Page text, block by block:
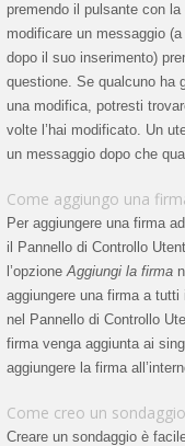
premendo il pulsante con
modificare un messaggio
dopo il suo inserimento)
questione. Se qualcuno ha
una modifica, potresti
volte l’hai modificato. Un
un messaggio dopo che
Come aggiungo una
Per aggiungere una firma
il Pannello di Controllo
l’opzioneAggiungi la firma
aggiungere una firma a
nel Pannello di Controllo
firma venga aggiunta ai
aggiungere la firma
Come creo un
Creare un sondaggio è